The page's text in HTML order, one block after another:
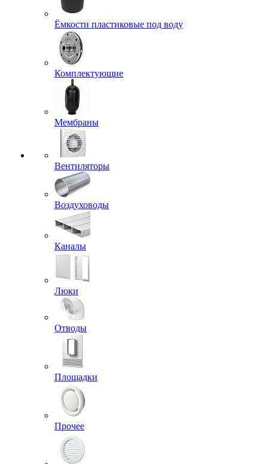
Ёмкости пластиковые под воду
Комплектующие
Мембраны
Вентиляторы
Воздуховоды
Каналы
Люки
Отводы
Площадки
Прочее